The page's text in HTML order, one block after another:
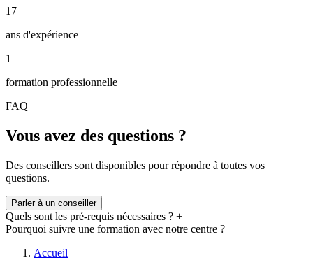
17
ans d'expérience
1
formation professionnelle
FAQ
Vous avez des questions ?
Des conseillers sont disponibles pour répondre à toutes vos
questions.
Parler à un conseiller
Quels sont les pré-requis nécessaires ? +
Pourquoi suivre une formation avec notre centre ? +
Accueil